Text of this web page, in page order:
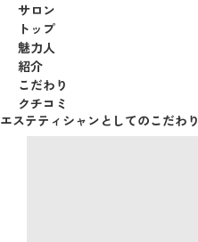
サロン
トップ
魅力人
紹介
こだわり
クチコミ
エステティシャンとしてのこだわり